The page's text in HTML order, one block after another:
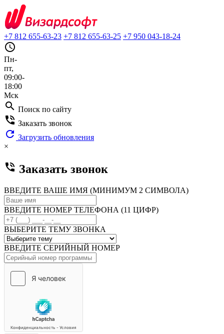
+7 812 655-63-23 +7 812 655-63-25 +7 950 043-18-24
query_builder
Пн-
пт,
09:00-
18:00
Мск
search Поиск по сайту
phone_in_talk Заказать звонок
refresh Загрузить обновления
×
phone_in_talk Заказать звонок
ВВЕДИТЕ ВАШЕ ИМЯ (МИНИМУМ 2 СИМВОЛА)
ВВЕДИТЕ НОМЕР ТЕЛЕФОНА (11 ЦИФР)
ВЫБЕРИТЕ ТЕМУ ЗВОНКА
ВВЕДИТЕ СЕРИЙНЫЙ НОМЕР